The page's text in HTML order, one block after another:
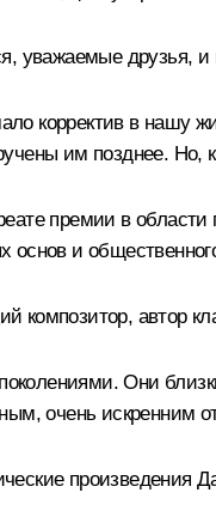
уважаемые друзья,
корректив в нашу
им позднее. Но,
премии в области
основ и
композитор, автор
Они
очень искренним
произведения